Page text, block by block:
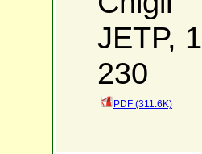
JETP,
230
PDF (311.6K)